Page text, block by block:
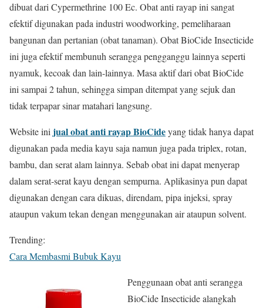
dibuat dari Cypermethrine 100 Ec. Obat anti rayap ini sangat
efektif digunakan pada industri woodworking, pemeliharaan
bangunan dan pertanian (obat tanaman). Obat BioCide Insecticide
ini juga efektif membunuh serangga pengganggu lainnya seperti
nyamuk, kecoak dan lain-lainnya. Masa aktif dari obat BioCide
ini sampai 2 tahun, sehingga simpan ditempat yang sejuk dan
tidak terpapar sinar matahari langsung.
Website ini jual obat anti rayap BioCideyang tidak hanya dapat
digunakan pada media kayu saja namun juga pada triplex, rotan,
bambu, dan serat alam lainnya. Sebab obat ini dapat menyerap
dalam serat-serat kayu dengan sempurna. Aplikasinya pun dapat
digunakan dengan cara dikuas, direndam, pipa injeksi, spray
ataupun vakum tekan dengan menggunakan air ataupun solvent.
Trending:
Cara Membasmi Bubuk Kayu
Penggunaan obat anti serangga
BioCide Insecticide alangkah